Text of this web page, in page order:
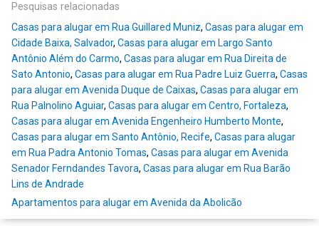
Pesquisas relacionadas
Casas para alugar em Rua Guillared Muniz, Casas para alugar em
Cidade Baixa, Salvador, Casas para alugar em Largo Santo
Antônio Além do Carmo, Casas para alugar em Rua Direita de
Sato Antonio, Casas para alugar em Rua Padre Luiz Guerra, Casas
para alugar em Avenida Duque de Caixas, Casas para alugar em
Rua Palnolino Aguiar, Casas para alugar em Centro, Fortaleza,
Casas para alugar em Avenida Engenheiro Humberto Monte,
Casas para alugar em Santo Antônio, Recife, Casas para alugar
em Rua Padra Antonio Tomas, Casas para alugar em Avenida
Senador Ferndandes Tavora, Casas para alugar em Rua Barão
Lins de Andrade
Apartamentos para alugar em Avenida da Abolicão